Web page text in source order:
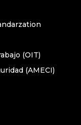
(OIT)
(AMECI)